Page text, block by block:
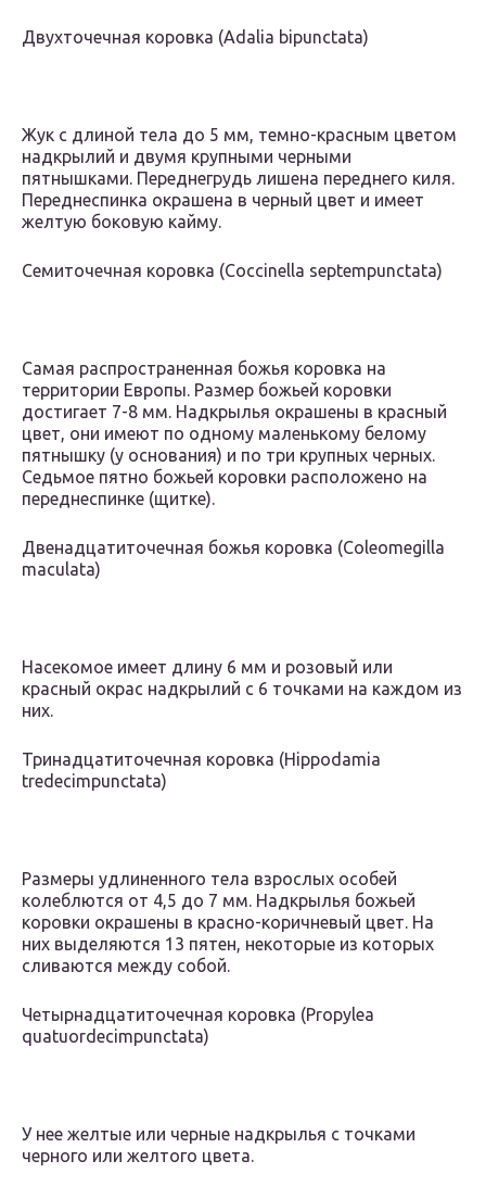
Двухточечная коровка (Adalia bipunctata)
Жук с длиной тела до 5 мм, темно-красным цветом
надкрылий и двумя крупными черными
пятнышками. Переднегрудь лишена переднего киля.
Переднеспинка окрашена в черный цвет и имеет
желтую боковую кайму.
Семиточечная коровка (Coccinella septempunctata)
Самая распространенная божья коровка на
территории Европы. Размер божьей коровки
достигает 7-8 мм. Надкрылья окрашены в красный
цвет, они имеют по одному маленькому белому
пятнышку (у основания) и по три крупных черных.
Седьмое пятно божьей коровки расположено на
переднеспинке (щитке).
Двенадцатиточечная божья коровка (Coleomegilla
maculata)
Насекомое имеет длину 6 мм и розовый или
красный окрас надкрылий с 6 точками на каждом из
них.
Тринадцатиточечная коровка (Hippodamia
tredecimpunctata)
Размеры удлиненного тела взрослых особей
колеблются от 4,5 до 7 мм. Надкрылья божьей
коровки окрашены в красно-коричневый цвет. На
них выделяются 13 пятен, некоторые из которых
сливаются между собой.
Четырнадцатиточечная коровка (Propylea
quatuordecimpunctata)
У нее желтые или черные надкрылья с точками
черного или желтого цвета.